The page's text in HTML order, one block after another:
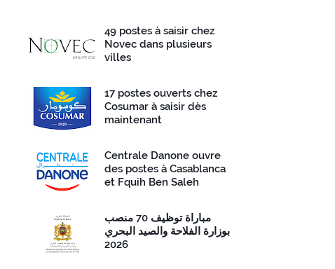
49 postes à saisir chez
Novec dans plusieurs
villes
17 postes ouverts chez
Cosumar à saisir dès
maintenant
Centrale Danone ouvre
des postes à Casablanca
et Fquih Ben Saleh
مباراة توظيف 70 منصب
بوزارة الفلاحة والصيد البحري
2026